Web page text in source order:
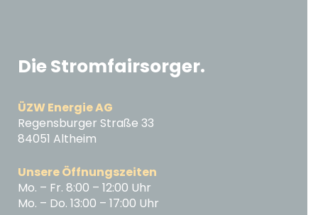
Die Stromfairsorger.
ÜZW Energie AG
Regensburger Straße 33
84051 Altheim
Unsere Öffnungszeiten
Mo. – Fr. 8:00 – 12:00 Uhr
Mo. – Do. 13:00 – 17:00 Uhr